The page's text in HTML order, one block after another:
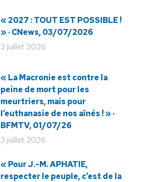
« 2027 : TOUT EST POSSIBLE !
» · CNews, 03/07/2026
3 juillet 2026
« La Macronie est contre la
peine de mort pour les
meurtriers, mais pour
l’euthanasie de nos aînés ! » ·
BFMTV, 01/07/26
3 juillet 2026
« Pour J.-M. APHATIE,
respecter le peuple, c’est de la